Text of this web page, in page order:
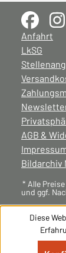
Anfahrt
LkSG
AGB &
Bildarchiv
* Alle
und ggf.
Diese